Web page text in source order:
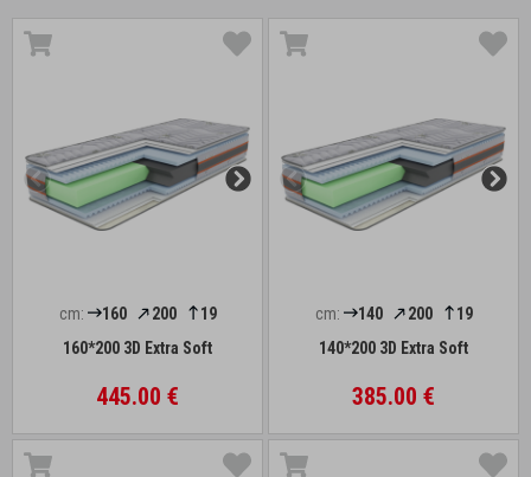
cm: 160 200
19
160*200 3D Extra Soft
445.00 €
cm: 140 200
19
140*200 3D Extra Soft
385.00 €